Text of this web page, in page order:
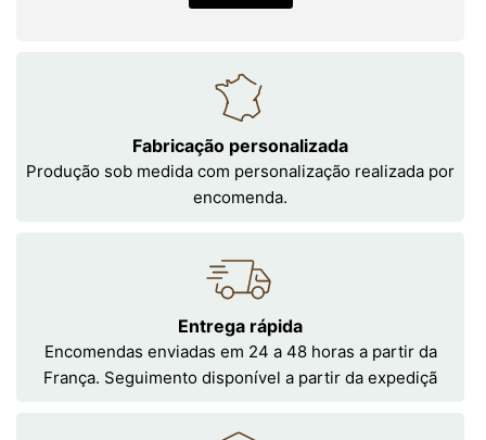
Fabricação personalizada
Produção sob medida com personalização realizada por
encomenda.
Entrega rápida
Encomendas enviadas em 24 a 48 horas a partir da
França. Seguimento disponível a partir da expediçã